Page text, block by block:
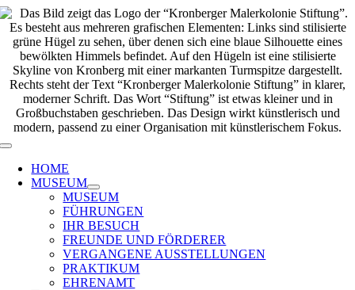
Zum
Inhalt
springen
Toggle
Navigation
HOME
MUSEUM
MUSEUM
FÜHRUNGEN
IHR BESUCH
FREUNDE UND FÖRDERER
VERGANGENE AUSSTELLUNGEN
PRAKTIKUM
EHRENAMT